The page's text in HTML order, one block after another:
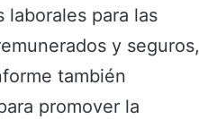
laborales para las
y seguros,
también
promover la